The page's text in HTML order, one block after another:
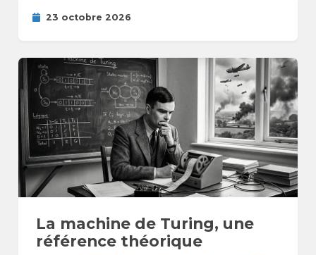
23 octobre 2026
La machine de Turing, une
référence théorique